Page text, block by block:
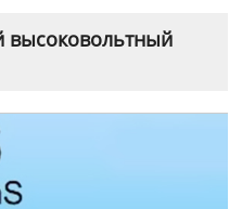
высоковольтный